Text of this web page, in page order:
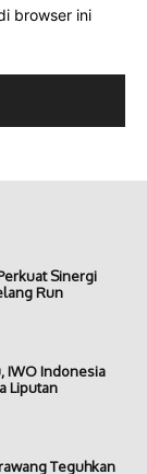
browser ini
Sinergi
Run
IWO Indonesia
Liputan
Teguhkan